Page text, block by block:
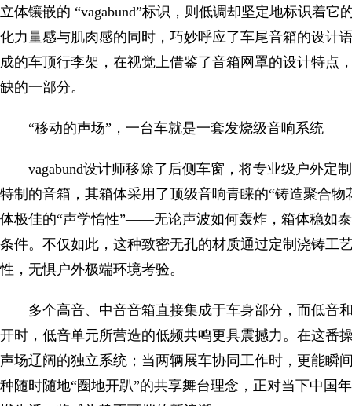
立体镶嵌的 “vagabund”标识，则低调却坚定地标识着
化力量感与肌肉感的同时，巧妙呼应了车尾音箱的设计
成的车顶行李架，在视觉上借鉴了音箱网罩的设计特点
缺的一部分。
“移动的声场”，一台车就是一套发烧级音响系统
vagabund设计师移除了后侧车窗，将专业级户外定
特制的音箱，其箱体采用了顶级音响青睐的“铸造聚合
体极佳的“声学惰性”——无论声波如何轰炸，箱体稳如
条件。不仅如此，这种致密无孔的材质通过定制浇铸工
性，无惧户外极端环境考验。
多个高音、中音音箱直接集成于车身部分，而低
开时，低音单元所营造的低频共鸣更具震撼力。在这番
声场辽阔的独立系统；当两辆展车协同工作时，更能瞬
种随时随地“圈地开趴”的共享舞台理念，正对当下中